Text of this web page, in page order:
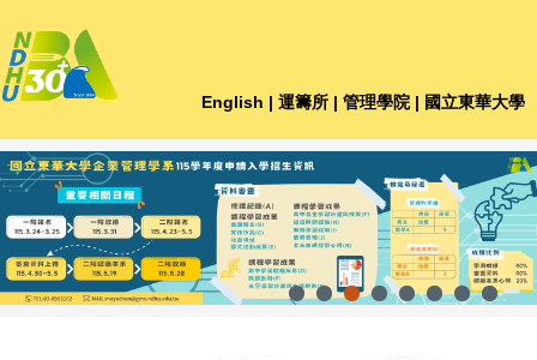
到
主
要
容
區
English | 運籌所 | 管理學院 | 國立東華大學